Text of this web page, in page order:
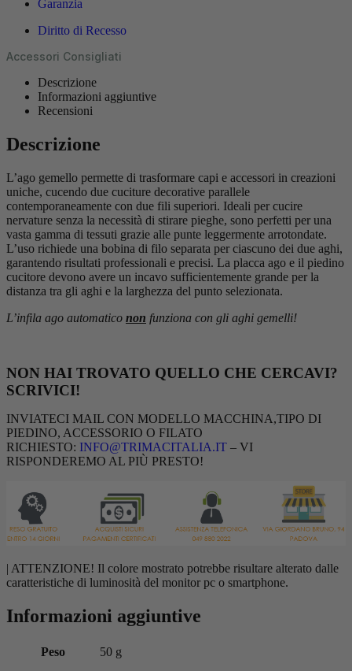
Garanzia
Diritto di Recesso
Accessori Consigliati
Descrizione
Informazioni aggiuntive
Recensioni
Descrizione
L’ago gemello permette di trasformare capi e accessori in creazioni
uniche, cucendo due cuciture decorative parallele
contemporaneamente con due fili superiori. Ideali per cucire
nervature senza la necessità di stirare pieghe, sono perfetti per una
vasta gamma di tessuti grazie alle punte leggermente arrotondate.
L’uso richiede una bobina di filo separata per ciascuno dei due aghi,
garantendo risultati professionali e precisi. La placca ago e il piedino
cucitore devono avere un incavo sufficientemente grande per la
distanza tra gli aghi e la larghezza del punto selezionata.
L’infila ago automatico non funziona con gli aghi gemelli!
NON HAI TROVATO QUELLO CHE CERCAVI?
SCRIVICI!
INVIATECI MAIL CON MODELLO MACCHINA,TIPO DI
PIEDINO, ACCESSORIO O FILATO
RICHIESTO: INFO@TRIMACITALIA.IT – VI
RISPONDEREMO AL PIÙ PRESTO!
| ATTENZIONE! Il colore mostrato potrebbe risultare alterato dalle
caratteristiche di luminosità del monitor pc o smartphone.
Informazioni aggiuntive
Peso 50 g